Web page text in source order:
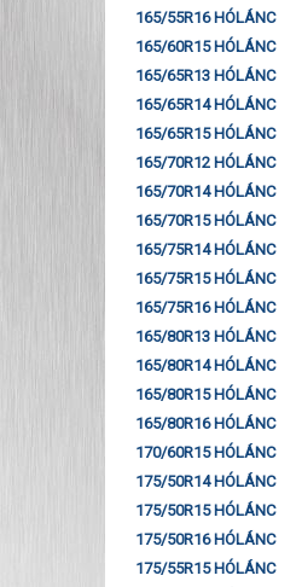
165/55R16 HÓLÁNC
165/60R15 HÓLÁNC
165/65R13 HÓLÁNC
165/65R14 HÓLÁNC
165/65R15 HÓLÁNC
165/70R12 HÓLÁNC
165/70R14 HÓLÁNC
165/70R15 HÓLÁNC
165/75R14 HÓLÁNC
165/75R15 HÓLÁNC
165/75R16 HÓLÁNC
165/80R13 HÓLÁNC
165/80R14 HÓLÁNC
165/80R15 HÓLÁNC
165/80R16 HÓLÁNC
170/60R15 HÓLÁNC
175/50R14 HÓLÁNC
175/50R15 HÓLÁNC
175/50R16 HÓLÁNC
175/55R15 HÓLÁNC